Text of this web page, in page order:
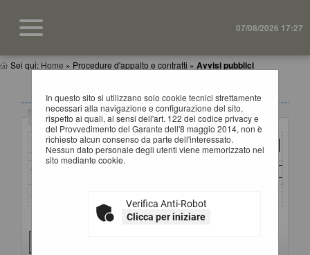
07/08/2026 17:27
Sei qui: Home » Procedure d'appalto e contratti » Avvisi pubblici
In questo sito si utilizzano solo cookie tecnici strettamente
necessari alla navigazione e configurazione del sito,
rispetto ai quali, ai sensi dell'art. 122 del codice privacy e
del Provvedimento del Garante dell'8 maggio 2014, non è
richiesto alcun consenso da parte dell'interessato.
Nessun dato personale degli utenti viene memorizzato nel
sito mediante cookie.
Verifica Anti-Robot
Clicca per iniziare
AVVISI DI GARA
Criteri di ricerca
Stazione
appaltante :
Titolo :
Stato :
Criteri di ricerca avanzati